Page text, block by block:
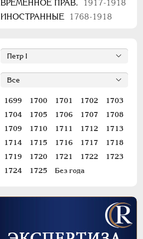
ВРЕМЕННОЕ ПРАВ.
1917-1918
ИНОСТРАННЫЕ
1768-1918
1699 1700 1701 1702
1703
1704
1705 1706 1707
1708
1709
1710 1711 1712
1713
1714
1715 1716 1717
1718
1719
1720 1721 1722
1723
1724
1725 Без года